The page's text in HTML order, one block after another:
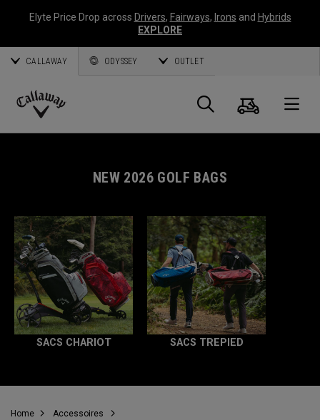
Elyte Price Drop across Drivers, Fairways, Irons and Hybrids
EXPLORE
CALLAWAY ODYSSEY OUTLET
Callaway
Panier
NEW 2026 GOLF BAGS
SACS CHARIOT SACS TREPIED
Home Accessoires